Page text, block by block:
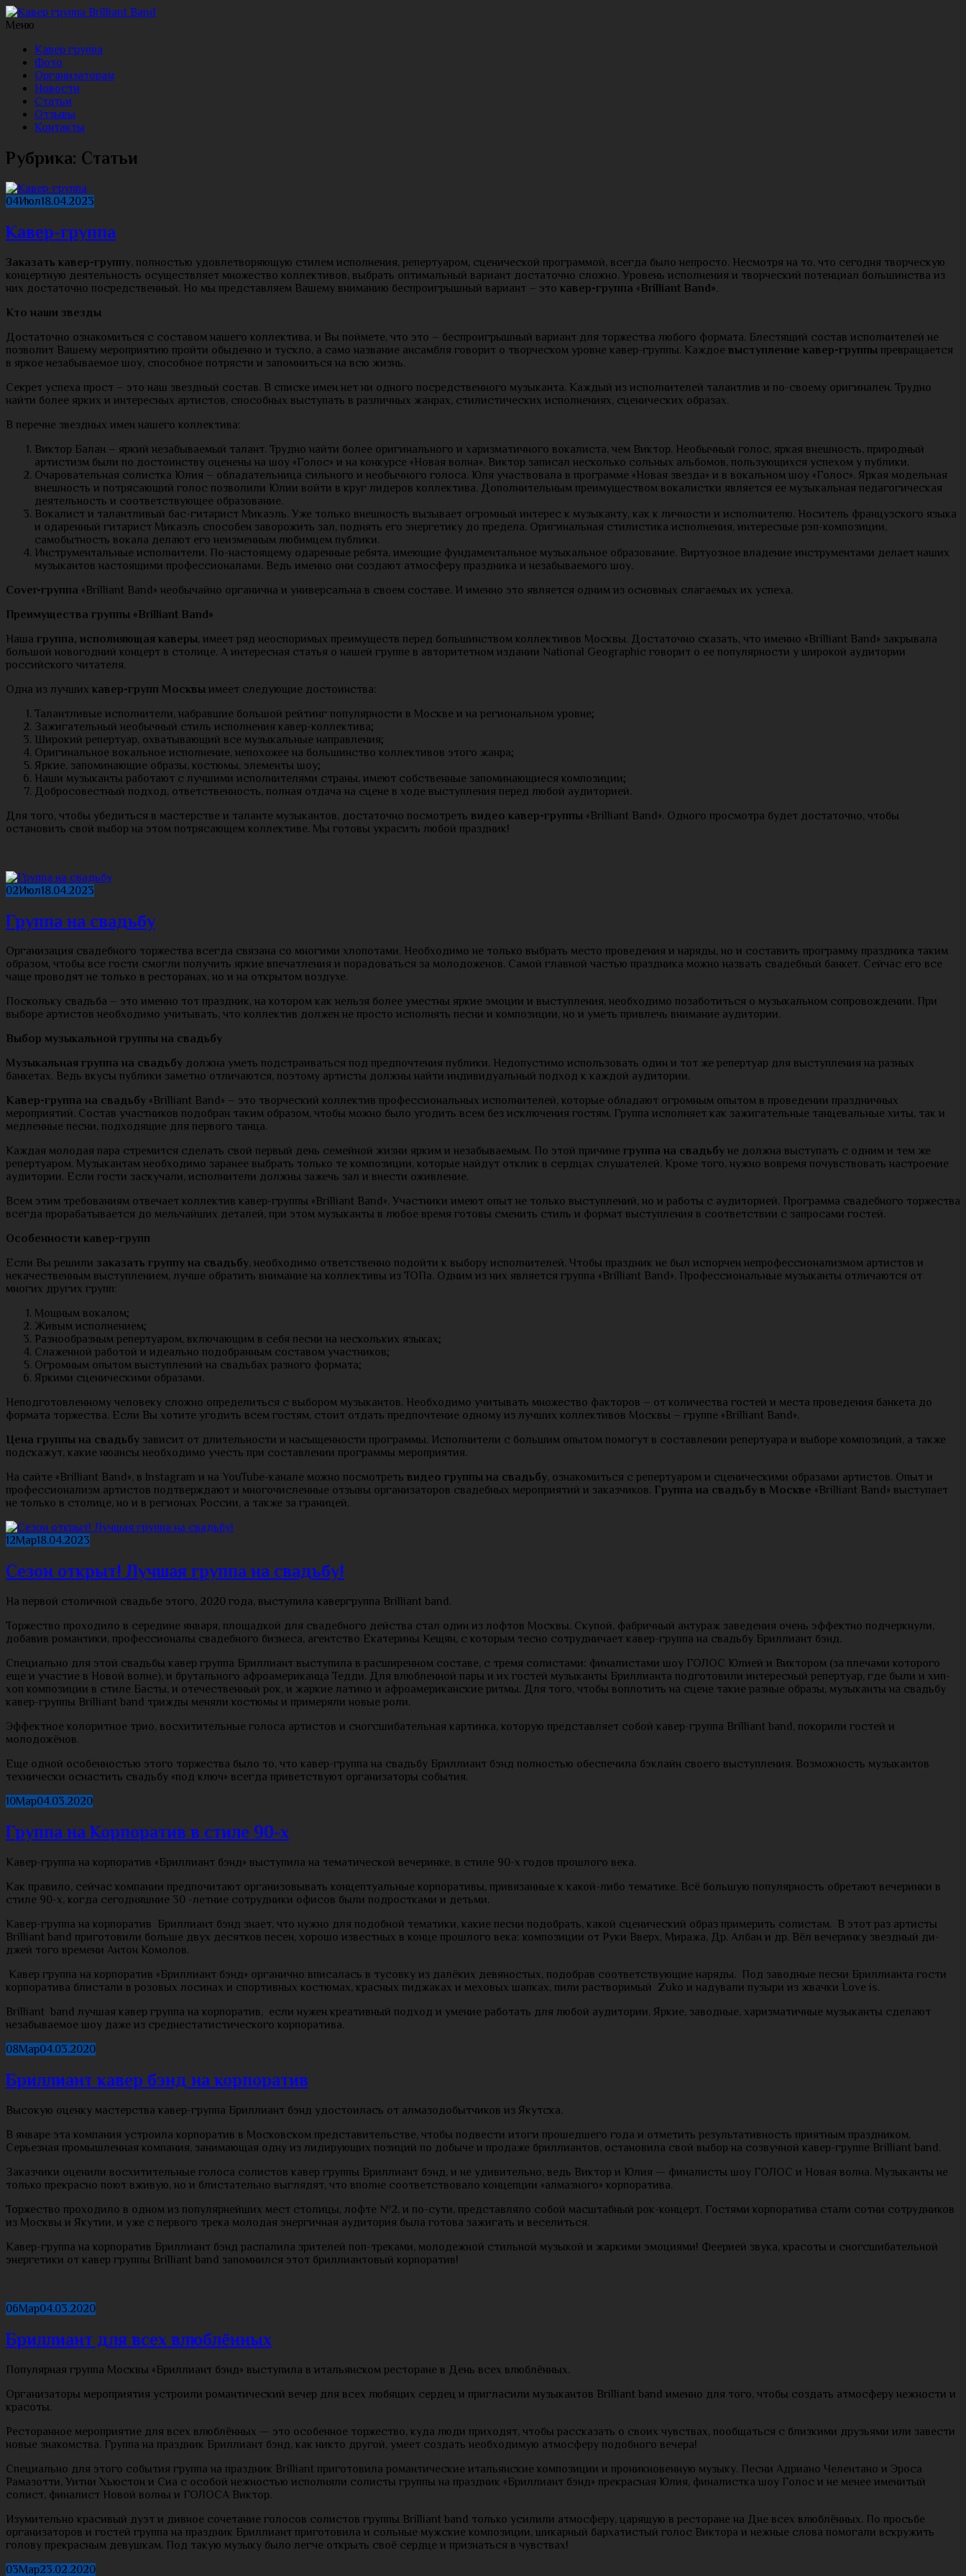
Меню
Кавер группа
Фото
Организаторам
Новости
Статьи
Отзывы
Контакты
Рубрика: Статьи
04Июл18.04.2023
Кавер-группа
Заказать кавер-группу, полностью удовлетворяющую стилем исполнения, репертуаром, сценической программой, всегда было непросто. Несмотря на то, что сегодня творческую
концертную деятельность осуществляет множество коллективов, выбрать оптимальный вариант достаточно сложно. Уровень исполнения и творческий потенциал большинства из
них достаточно посредственный. Но мы представляем Вашему вниманию беспроигрышный вариант – это кавер-группа «Brilliant Band».
Кто наши звезды
Достаточно ознакомиться с составом нашего коллектива, и Вы поймете, что это – беспроигрышный вариант для торжества любого формата. Блестящий состав исполнителей не
позволит Вашему мероприятию пройти обыденно и тускло, а само название ансамбля говорит о творческом уровне кавер-группы. Каждое выступление кавер-группы превращается
в яркое незабываемое шоу, способное потрясти и запомниться на всю жизнь.
Секрет успеха прост – это наш звездный состав. В списке имен нет ни одного посредственного музыканта. Каждый из исполнителей талантлив и по-своему оригинален. Трудно
найти более ярких и интересных артистов, способных выступать в различных жанрах, стилистических исполнениях, сценических образах.
В перечне звездных имен нашего коллектива:
Виктор Балан – яркий незабываемый талант. Трудно найти более оригинального и харизматичного вокалиста, чем Виктор. Необычный голос, яркая внешность, природный
артистизм были по достоинству оценены на шоу «Голос» и на конкурсе «Новая волна». Виктор записал несколько сольных альбомов, пользующихся успехом у публики.
Очаровательная солистка Юлия – обладательница сильного и необычного голоса. Юля участвовала в программе «Новая звезда» и в вокальном шоу «Голос». Яркая модельная
внешность и потрясающий голос позволили Юлии войти в круг лидеров коллектива. Дополнительным преимуществом вокалистки является ее музыкальная педагогическая
деятельность и соответствующее образование.
Вокалист и талантливый бас-гитарист Микаэль. Уже только внешность вызывает огромный интерес к музыканту, как к личности и исполнителю. Носитель французского языка
и одаренный гитарист Микаэль способен заворожить зал, поднять его энергетику до предела. Оригинальная стилистика исполнения, интересные рэп-композиции,
самобытность вокала делают его неизменным любимцем публики.
Инструментальные исполнители. По-настоящему одаренные ребята, имеющие фундаментальное музыкальное образование. Виртуозное владение инструментами делает наших
музыкантов настоящими профессионалами. Ведь именно они создают атмосферу праздника и незабываемого шоу.
Cover-группа «Brilliant Band» необычайно органична и универсальна в своем составе. И именно это является одним из основных слагаемых их успеха.
Преимущества группы «Brilliant Band»
Наша группа, исполняющая каверы, имеет ряд неоспоримых преимуществ перед большинством коллективов Москвы. Достаточно сказать, что именно «Brilliant Band» закрывала
большой новогодний концерт в столице. А интересная статья о нашей группе в авторитетном издании National Geographic говорит о ее популярности у широкой аудитории
российского читателя.
Одна из лучших кавер-групп Москвы имеет следующие достоинства:
Талантливые исполнители, набравшие большой рейтинг популярности в Москве и на региональном уровне;
Зажигательный необычный стиль исполнения кавер-коллектива;
Широкий репертуар, охватывающий все музыкальные направления;
Оригинальное вокальное исполнение, непохожее на большинство коллективов этого жанра;
Яркие, запоминающие образы, костюмы, элементы шоу;
Наши музыканты работают с лучшими исполнителями страны, имеют собственные запоминающиеся композиции;
Добросовестный подход, ответственность, полная отдача на сцене в ходе выступления перед любой аудиторией.
Для того, чтобы убедиться в мастерстве и таланте музыкантов, достаточно посмотреть видео кавер-группы «Brilliant Band». Одного просмотра будет достаточно, чтобы
остановить свой выбор на этом потрясающем коллективе. Мы готовы украсить любой праздник!
02Июл18.04.2023
Группа на свадьбу
Организация свадебного торжества всегда связана со многими хлопотами. Необходимо не только выбрать место проведения и наряды, но и составить программу праздника таким
образом, чтобы все гости смогли получить яркие впечатления и порадоваться за молодоженов. Самой главной частью праздника можно назвать свадебный банкет. Сейчас его все
чаще проводят не только в ресторанах, но и на открытом воздухе.
Поскольку свадьба – это именно тот праздник, на котором как нельзя более уместны яркие эмоции и выступления, необходимо позаботиться о музыкальном сопровождении. При
выборе артистов необходимо учитывать, что коллектив должен не просто исполнять песни и композиции, но и уметь привлечь внимание аудитории.
Выбор музыкальной группы на свадьбу
Музыкальная группа на свадьбу должна уметь подстраиваться под предпочтения публики. Недопустимо использовать один и тот же репертуар для выступления на разных
банкетах. Ведь вкусы публики заметно отличаются, поэтому артисты должны найти индивидуальный подход к каждой аудитории.
Кавер-группа на свадьбу «Brilliant Band» – это творческий коллектив профессиональных исполнителей, которые обладают огромным опытом в проведении праздничных
мероприятий. Состав участников подобран таким образом, чтобы можно было угодить всем без исключения гостям. Группа исполняет как зажигательные танцевальные хиты, так и
медленные песни, подходящие для первого танца.
Каждая молодая пара стремится сделать свой первый день семейной жизни ярким и незабываемым. По этой причине группа на свадьбу не должна выступать с одним и тем же
репертуаром. Музыкантам необходимо заранее выбрать только те композиции, которые найдут отклик в сердцах слушателей. Кроме того, нужно вовремя почувствовать настроение
аудитории. Если гости заскучали, исполнители должны зажечь зал и внести оживление.
Всем этим требованиям отвечает коллектив кавер-группы «Brilliant Band». Участники имеют опыт не только выступлений, но и работы с аудиторией. Программа свадебного торжества
всегда прорабатывается до мельчайших деталей, при этом музыканты в любое время готовы сменить стиль и формат выступления в соответствии с запросами гостей.
Особенности кавер-групп
Если Вы решили заказать группу на свадьбу, необходимо ответственно подойти к выбору исполнителей. Чтобы праздник не был испорчен непрофессионализмом артистов и
некачественным выступлением, лучше обратить внимание на коллективы из ТОПа. Одним из них является группа «Brilliant Band». Профессиональные музыканты отличаются от
многих других групп:
Мощным вокалом;
Живым исполнением;
Разнообразным репертуаром, включающим в себя песни на нескольких языках;
Слаженной работой и идеально подобранным составом участников;
Огромным опытом выступлений на свадьбах разного формата;
Яркими сценическими образами.
Неподготовленному человеку сложно определиться с выбором музыкантов. Необходимо учитывать множество факторов – от количества гостей и места проведения банкета до
формата торжества. Если Вы хотите угодить всем гостям, стоит отдать предпочтение одному из лучших коллективов Москвы – группе «Brilliant Band».
Цена группы на свадьбу зависит от длительности и насыщенности программы. Исполнители с большим опытом помогут в составлении репертуара и выборе композиций, а также
подскажут, какие нюансы необходимо учесть при составлении программы мероприятия.
На сайте «Brilliant Band», в Instagram и на YouTube-канале можно посмотреть видео группы на свадьбу, ознакомиться с репертуаром и сценическими образами артистов. Опыт и
профессионализм артистов подтверждают и многочисленные отзывы организаторов свадебных мероприятий и заказчиков. Группа на свадьбу в Москве «Brilliant Band» выступает
не только в столице, но и в регионах России, а также за границей.
12Мар18.04.2023
Сезон открыт! Лучшая группа на свадьбу!
На первой столичной свадьбе этого, 2020 года, выступила кавергруппа Brilliant band.
Торжество проходило в середине января, площадкой для свадебного действа стал один из лофтов Москвы. Скупой, фабричный антураж заведения очень эффектно подчеркнули,
добавив романтики, профессионалы свадебного бизнеса, агентство Екатерины Кещян, с которым тесно сотрудничает кавер-группа на свадьбу Бриллиант бэнд.
Специально для этой свадьбы кавер группа Бриллиант выступила в расширенном составе, с тремя солистами: финалистами шоу ГОЛОС Юлией и Виктором (за плечами которого
еще и участие в Новой волне), и брутального афроамериканца Тедди. Для влюбленной пары и их гостей музыканты Бриллианта подготовили интересный репертуар, где были и хип-
хоп композиции в стиле Басты, и отечественный рок, и жаркие латино и афроамериканские ритмы. Для того, чтобы воплотить на сцене такие разные образы, музыканты на свадьбу
кавер-группы Brilliant band трижды меняли костюмы и примеряли новые роли.
Эффектное колоритное трио, восхитительные голоса артистов и сногсшибательная картинка, которую представляет собой кавер-группа Brilliant band, покорили гостей и
молодожёнов.
Еще одной особенностью этого торжества было то, что кавер-группа на свадьбу Бриллиант бэнд полностью обеспечила бэклайн своего выступления. Возможность музыкантов
технически оснастить свадьбу «под ключ» всегда приветствуют организаторы события.
10Мар04.03.2020
Группа на Корпоратив в стиле 90-х
Кавер-группа на корпоратив «Бриллиант бэнд» выступила на тематической вечеринке, в стиле 90-х годов прошлого века.
Как правило, сейчас компании предпочитают организовывать концептуальные корпоративы, привязанные к какой-либо тематике. Всё большую популярность обретают вечеринки в
стиле 90-х, когда сегодняшние 30 -летние сотрудники офисов были подростками и детьми.
Кавер-группа на корпоратив Бриллиант бэнд знает, что нужно для подобной тематики, какие песни подобрать, какой сценический образ примерить солистам. В этот раз артисты
Brilliant band приготовили больше двух десятков песен, хорошо известных в конце прошлого века: композиции от Руки Вверх, Миража, Др. Албан и др. Вёл вечеринку звездный ди-
джей того времени Антон Комолов.
Кавер группа на корпоратив «Бриллиант бэнд» органично вписалась в тусовку из далёких девяностых, подобрав соответствующие наряды. Под заводные песни Бриллианта гости
корпоратива блистали в розовых лосинах и спортивных костюмах, красных пиджаках и меховых шапках, пили растворимый Zuko и надували пузыри из жвачки Love is.
Brilliant band лучшая кавер группа на корпоратив, если нужен креативный подход и умение работать для любой аудитории. Яркие, заводные, харизматичные музыканты сделают
незабываемое шоу даже из среднестатистического корпоратива.
08Мар04.03.2020
Бриллиант кавер бэнд на корпоратив
Высокую оценку мастерства кавер-группа Бриллиант бэнд удостоилась от алмазодобытчиков из Якутска.
В январе эта компания устроила корпоратив в Московском представительстве, чтобы подвести итоги прошедшего года и отметить результативность приятным праздником.
Серьезная промышленная компания, занимающая одну из лидирующих позиций по добыче и продаже бриллиантов, остановила свой выбор на созвучной кавер-группе Brilliant band.
Заказчики оценили восхитительные голоса солистов кавер группы Бриллиант бэнд, и не удивительно, ведь Виктор и Юлия — финалисты шоу ГОЛОС и Новая волна. Музыканты не
только прекрасно поют вживую, но и блистательно выглядят, что вполне соответствовало концепции «алмазного» корпоратива.
Торжество проходило в одном из популярнейших мест столицы, лофте №2, и по-сути, представляло собой масштабный рок-концерт. Гостями корпоратива стали сотни сотрудников
из Москвы и Якутии, и уже с первого трека молодая энергичная аудитория была готова зажигать и веселиться.
Кавер-группа на корпоратив Бриллиант бэнд распалила зрителей поп-треками, молодежной стильной музыкой и жаркими эмоциями! Феерией звука, красоты и сногсшибательной
энергетики от кавер группы Brilliant band запомнился этот бриллиантовый корпоратив!
06Мар04.03.2020
Бриллиант для всех влюблённых
Популярная группа Москвы «Бриллиант бэнд» выступила в итальянском ресторане в День всех влюблённых.
Организаторы мероприятия устроили романтический вечер для всех любящих сердец и пригласили музыкантов Brilliant band именно для того, чтобы создать атмосферу нежности и
красоты.
Ресторанное мероприятие для всех влюблённых — это особенное торжество, куда люди приходят, чтобы рассказать о своих чувствах, пообщаться с близкими друзьями или завести
новые знакомства. Группа на праздник Бриллиант бэнд, как никто другой, умеет создать необходимую атмосферу подобного вечера!
Специально для этого события группа на праздник Brilliant приготовила романтические итальянские композиции и проникновенную музыку. Песни Адриано Челентано и Эроса
Рамазотти, Уитни Хьюстон и Сиа с особой нежностью исполняли солисты группы на праздник «Бриллиант бэнд» прекрасная Юлия, финалистка шоу Голос и не менее именитый
солист, финалист Новой волны и ГОЛОСА Виктор.
Изумительно красивый дуэт и дивное сочетание голосов солистов группы Brilliant band только усилили атмосферу, царящую в ресторане на Дне всех влюблённых. По просьбе
организаторов и гостей группа на праздник Бриллиант приготовила и сольные мужские композиции, шикарный бархатистый голос Виктора и нежные слова помогали вскружить
голову прекрасным девушкам. Под такую музыку было легче открыть своё сердце и признаться в чувствах!
03Мар23.02.2020